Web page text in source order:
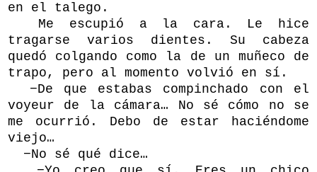
en el talego.
Me escupió a la cara. Le hice
tragarse varios dientes. Su cabeza
quedó colgando como la de un muñeco de
trapo, pero al momento volvió en sí.
−De que estabas compinchado con el
voyeur de la cámara… No sé cómo no se
me ocurrió. Debo de estar haciéndome
viejo…
−No sé qué dice…